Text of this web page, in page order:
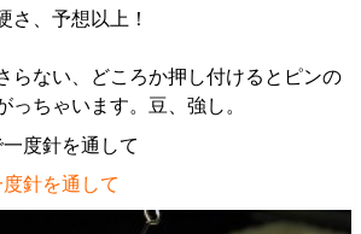
さ、予想以上！
らない、どころか押し付けるとピンの
っちゃいます。豆、強し。
針を通して